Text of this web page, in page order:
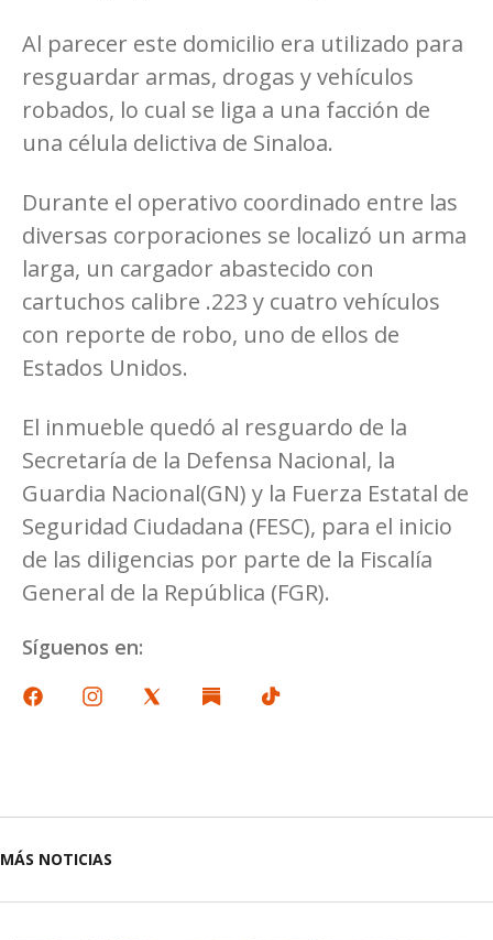
Al parecer este domicilio era utilizado para
resguardar armas, drogas y vehículos
robados, lo cual se liga a una facción de
una célula delictiva de Sinaloa.
Durante el operativo coordinado entre las
diversas corporaciones se localizó un arma
larga, un cargador abastecido con
cartuchos calibre .223 y cuatro vehículos
con reporte de robo, uno de ellos de
Estados Unidos.
El inmueble quedó al resguardo de la
Secretaría de la Defensa Nacional, la
Guardia Nacional(GN) y la Fuerza Estatal de
Seguridad Ciudadana (FESC), para el inicio
de las diligencias por parte de la Fiscalía
General de la República (FGR).
Síguenos en:
MÁS NOTICIAS